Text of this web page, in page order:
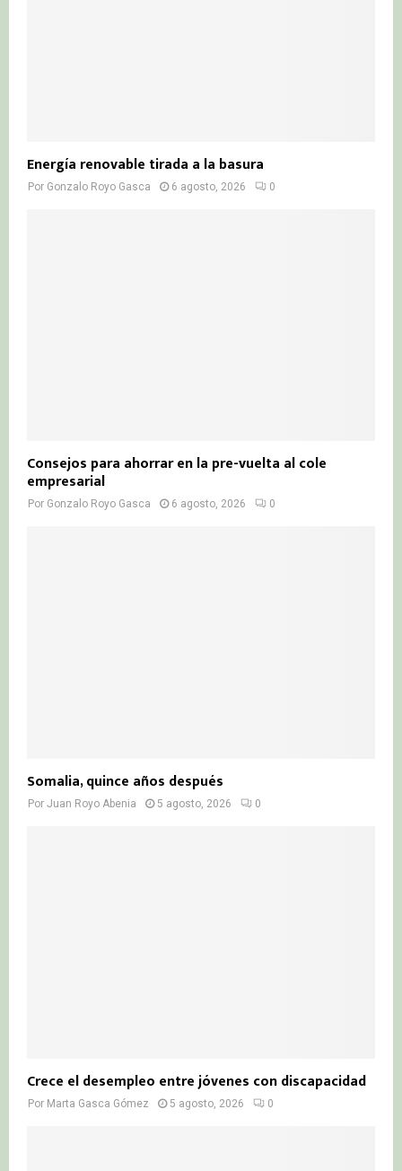
Energía renovable tirada a la basura
Por Gonzalo Royo Gasca 6 agosto, 2026 0
Consejos para ahorrar en la pre-vuelta al cole
empresarial
Por Gonzalo Royo Gasca 6 agosto, 2026 0
Somalia, quince años después
Por Juan Royo Abenia 5 agosto, 2026 0
Crece el desempleo entre jóvenes con discapacidad
Por Marta Gasca Gómez 5 agosto, 2026 0